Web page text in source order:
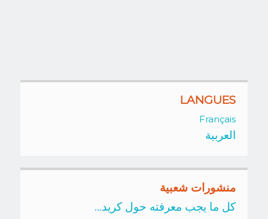
LANGUES
Français
العربية
منشورات شعبية
كل ما يجب معرفته حول كريد...